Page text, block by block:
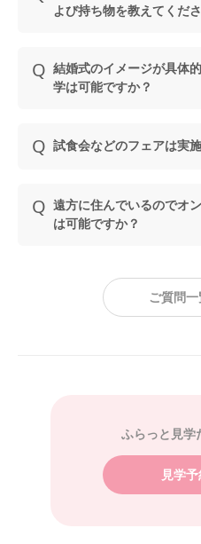
よび持ち物を教えてくださ
結婚式のイメージが具体
学は可能ですか？
試食会などのフェアは実
遠方に住んでいるのでオ
は可能ですか？
ご質問
ふらっと見学
見学